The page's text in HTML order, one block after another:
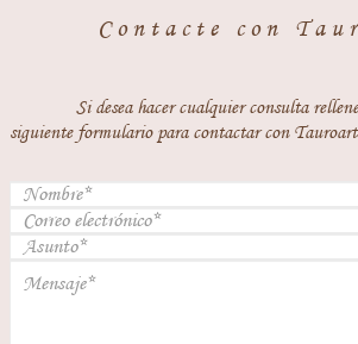
Contacte con
Si desea hacer cualquier consulta
siguiente formulario para contactar con